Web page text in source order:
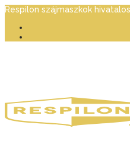
Respilon szájmaszkok